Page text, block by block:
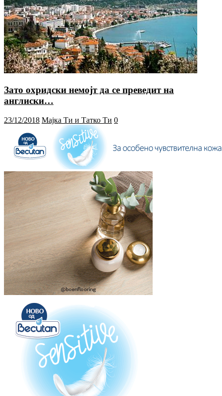
Зато охридски немојт да се преведит на
англиски…
23/12/2018 Мајка Ти и Татко Ти 0